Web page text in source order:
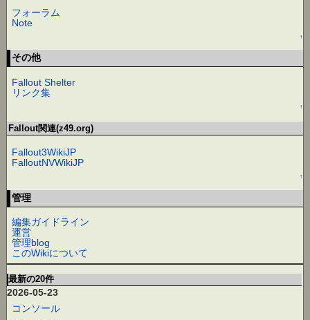
フォーラム
Note
↑
その他
Fallout Shelter
リンク集
↑
Fallout関連(z49.org)
Fallout3WikiJP
FalloutNVWikiJP
↑
管理
編集ガイドライン
運営
管理blog
このWikiについて
最新の20件
2026-05-23
コンソール